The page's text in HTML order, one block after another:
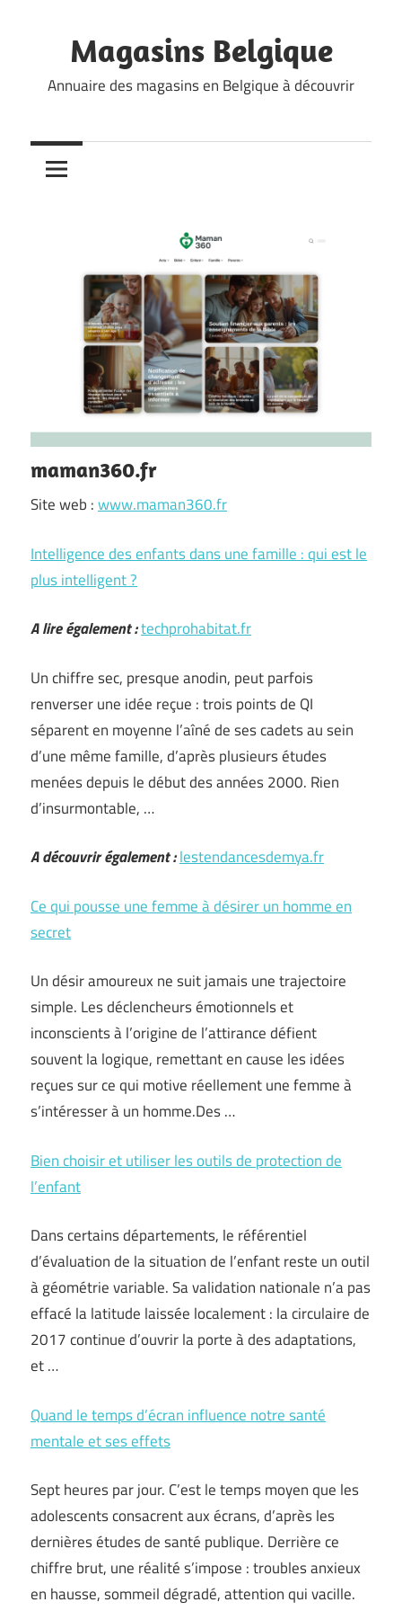
contentMagasins Belgique
Annuaire des magasins en Belgique à découvrir
maman360.fr
Site web :www.maman360.fr
Intelligence des enfants dans une famille : qui est le
plus intelligent ?
A lire également :techprohabitat.fr
Un chiffre sec, presque anodin, peut parfois
renverser une idée reçue : trois points de QI
séparent en moyenne l’aîné de ses cadets au sein
d’une même famille, d’après plusieurs études
menées depuis le début des années 2000. Rien
d’insurmontable, …
A découvrir également :lestendancesdemya.fr
Ce qui pousse une femme à désirer un homme en
secret
Un désir amoureux ne suit jamais une trajectoire
simple. Les déclencheurs émotionnels et
inconscients à l’origine de l’attirance défient
souvent la logique, remettant en cause les idées
reçues sur ce qui motive réellement une femme à
s’intéresser à un homme.Des …
Bien choisir et utiliser les outils de protection de
l’enfant
Dans certains départements, le référentiel
d’évaluation de la situation de l’enfant reste un outil
à géométrie variable. Sa validation nationale n’a pas
effacé la latitude laissée localement : la circulaire de
2017 continue d’ouvrir la porte à des adaptations,
et …
Quand le temps d’écran influence notre santé
mentale et ses effets
Sept heures par jour. C’est le temps moyen que les
adolescents consacrent aux écrans, d’après les
dernières études de santé publique. Derrière ce
chiffre brut, une réalité s’impose : troubles anxieux
en hausse, sommeil dégradé, attention qui vacille.